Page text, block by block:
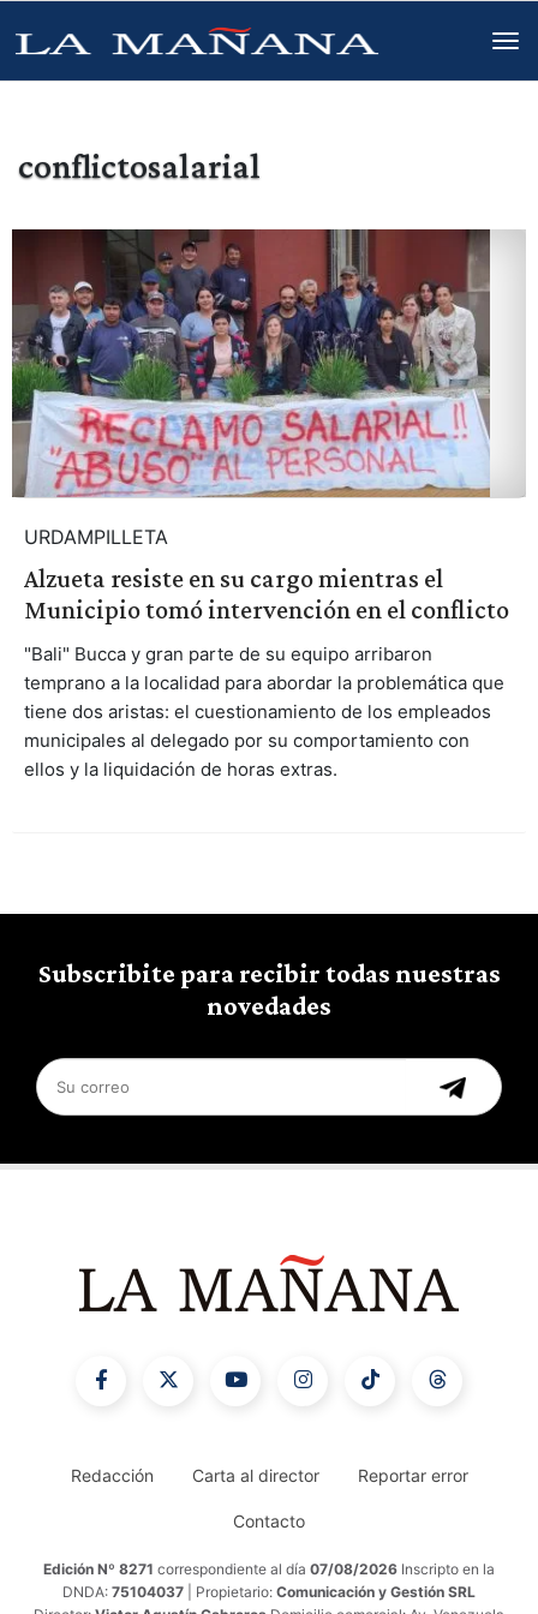
conflictosalarial
URDAMPILLETA
Alzueta resiste en su cargo mientras el
Municipio tomó intervención en el conflicto
"Bali" Bucca y gran parte de su equipo arribaron
temprano a la localidad para abordar la problemática que
tiene dos aristas: el cuestionamiento de los empleados
municipales al delegado por su comportamiento con
ellos y la liquidación de horas extras.
Subscribite para recibir todas nuestras
novedades
Redacción Carta al director Reportar error
Contacto
Edición Nº 8271 correspondiente al día 07/08/2026 Inscripto en la
DNDA: 75104037 | Propietario: Comunicación y Gestión SRL